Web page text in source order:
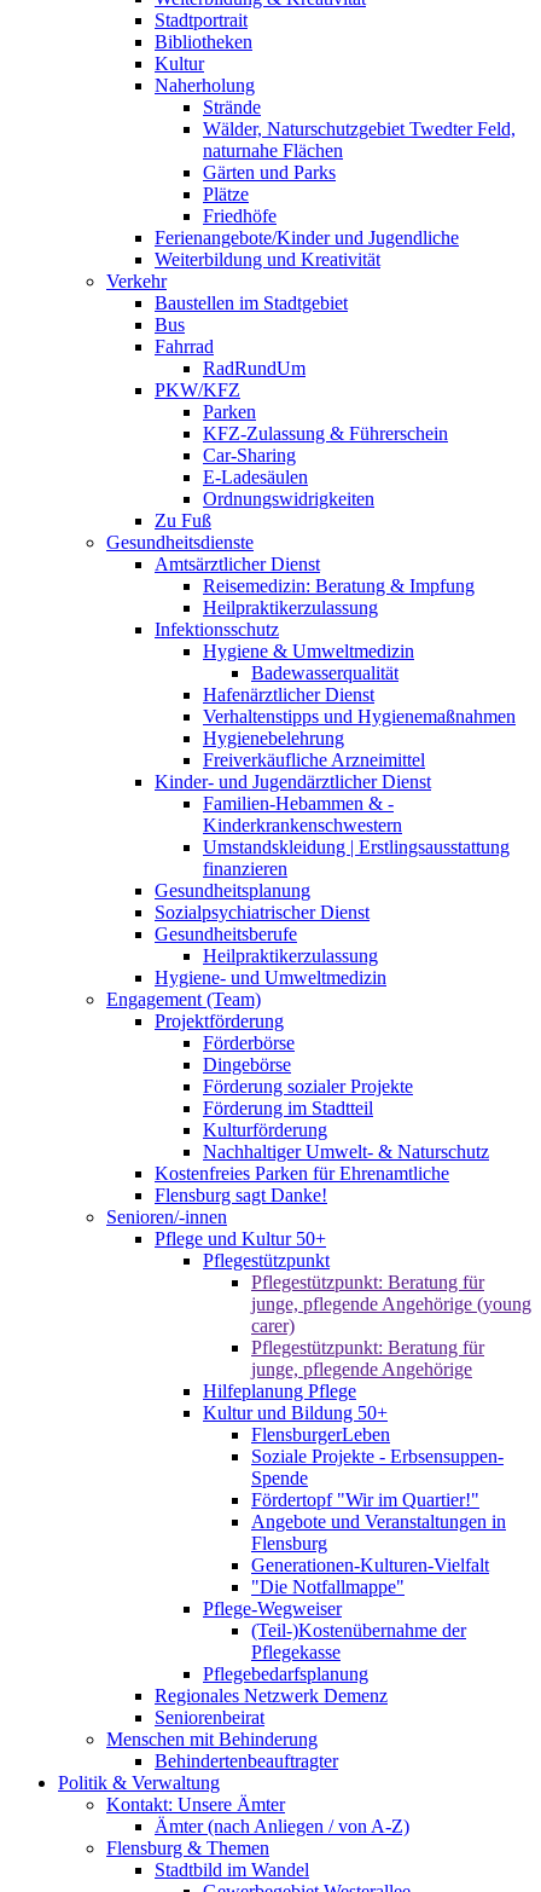
Stadtportrait
Bibliotheken
Kultur
Naherholung
Strände
Wälder, Naturschutzgebiet Twedter Feld,
naturnahe Flächen
Gärten und Parks
Plätze
Friedhöfe
Ferienangebote/Kinder und Jugendliche
Weiterbildung und Kreativität
Verkehr
Baustellen im Stadtgebiet
Bus
Fahrrad
RadRundUm
PKW/KFZ
Parken
KFZ-Zulassung & Führerschein
Car-Sharing
E-Ladesäulen
Ordnungswidrigkeiten
Zu Fuß
Gesundheitsdienste
Amtsärztlicher Dienst
Reisemedizin: Beratung & Impfung
Heilpraktikerzulassung
Infektionsschutz
Hygiene & Umweltmedizin
Badewasserqualität
Hafenärztlicher Dienst
Verhaltenstipps und Hygienemaßnahmen
Hygienebelehrung
Freiverkäufliche Arzneimittel
Kinder- und Jugendärztlicher Dienst
Familien-Hebammen & -
Kinderkrankenschwestern
Umstandskleidung | Erstlingsausstattung
finanzieren
Gesundheitsplanung
Sozialpsychiatrischer Dienst
Gesundheitsberufe
Heilpraktikerzulassung
Hygiene- und Umweltmedizin
Engagement (Team)
Projektförderung
Förderbörse
Dingebörse
Förderung sozialer Projekte
Förderung im Stadtteil
Kulturförderung
Nachhaltiger Umwelt- & Naturschutz
Kostenfreies Parken für Ehrenamtliche
Flensburg sagt Danke!
Senioren/-innen
Pflege und Kultur 50+
Pflegestützpunkt
Pflegestützpunkt: Beratung für
junge, pflegende Angehörige (young
carer)
Pflegestützpunkt: Beratung für
junge, pflegende Angehörige
Hilfeplanung Pflege
Kultur und Bildung 50+
FlensburgerLeben
Soziale Projekte - Erbsensuppen-
Spende
Fördertopf "Wir im Quartier!"
Angebote und Veranstaltungen in
Flensburg
Generationen-Kulturen-Vielfalt
"Die Notfallmappe"
Pflege-Wegweiser
(Teil-)Kostenübernahme der
Pflegekasse
Pflegebedarfsplanung
Regionales Netzwerk Demenz
Seniorenbeirat
Menschen mit Behinderung
Behindertenbeauftragter
Politik & Verwaltung
Kontakt: Unsere Ämter
Ämter (nach Anliegen / von A-Z)
Flensburg & Themen
Stadtbild im Wandel